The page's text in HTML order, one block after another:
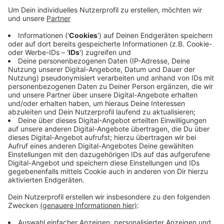
Wie der Kommunalbetrieb Krefeld mitteilt, startet er
am Mittwoch mit dem Abschnitt zwischen der
Benrader Straße und der Tönisvorsterstraße, der
komplett dicht gemacht werden muss. Ab September
geht es dann nahtlos mit dem Bereich bis zur
Stadtgrenze weiter. Der KBK wird hier unter anderem
den Bodenbelag erneuern. Darum ist auch eine
Vollsperrung nötig. Eine Zufahrt für Anlieger oder auch
den Rettungsdienst ist aber möglich.
Anzeige